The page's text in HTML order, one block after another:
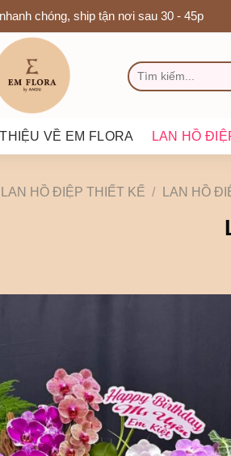
chóng, ship tận nơi sau 30 - 45p
TÌM
VỀ EM FLORA LAN HỒ
LAN HỒ ĐIỆP THIẾT KẾ / LAN HỒ